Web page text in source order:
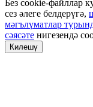
Без cookie-файллар
сез әлеге белдерүгә,
мәгълүматлар
сәясәте нигезендә
Килешү